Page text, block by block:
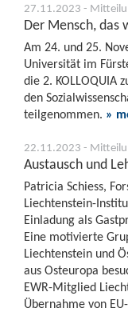
27.11.2023 -
Der Mensch, das
Am 24. und 25.
Universität im
die 2. KOLLOQUIA
den
teilgenommen. »
22.11.2023 -
Austausch und
Patricia Schiess,
Liechtenstein-
Einladung als
Eine motivierte
Liechtenstein und
aus Osteuropa
EWR-Mitglied
Übernahme von